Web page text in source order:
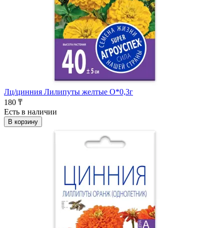
Лц/цинния Лилипуты желтые О*0,3г
180 ₸
Есть в наличии
В корзину